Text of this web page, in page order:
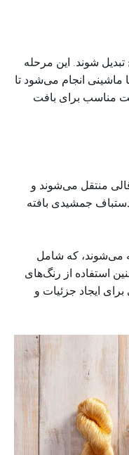
تبدیل شوند. این مرحله
ماشینی انجام می‌شود تا
مناسب برای بافت
منتقل می‌شوند و
جمشیدی بافته
می‌شوند، که شامل
استفاده از رنگ‌های
ایجاد جزئیات و